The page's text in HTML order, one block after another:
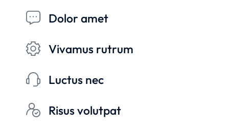
Dolor amet
Vivamus rutrum
Luctus nec
Risus volutpat